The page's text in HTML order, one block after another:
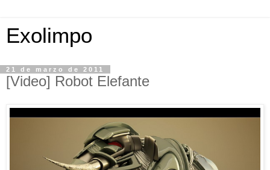
Exolimpo
21 de marzo de 2011
[Video] Robot Elefante